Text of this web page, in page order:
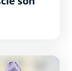
Sud